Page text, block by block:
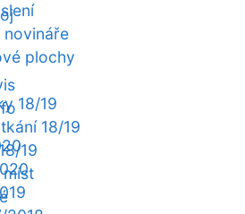
novináře
plochy
18/19
18/19
19